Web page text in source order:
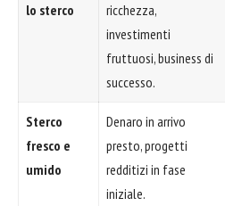
lo sterco
ricchezza,
investimenti
fruttuosi, business di
successo.
Sterco
fresco e
umido
Denaro in arrivo
presto, progetti
redditizi in fase
iniziale.